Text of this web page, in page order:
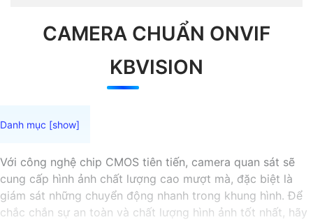
CAMERA CHUẨN ONVIF
KBVISION
Với công nghệ chip CMOS tiên tiến, camera quan sát sẽ
cung cấp hình ảnh chất lượng cao mượt mà, đặc biệt là
giám sát những chuyển động nhanh trong khung hình. Để
chắc chắn sự an toàn và chất lượng hình ảnh tốt nhất, hãy